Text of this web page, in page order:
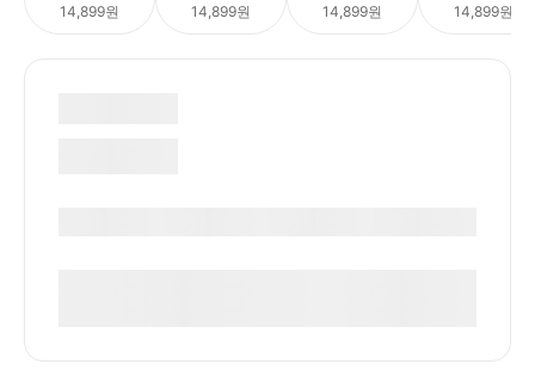
14,899원 14,899원 14,899원 14,899원